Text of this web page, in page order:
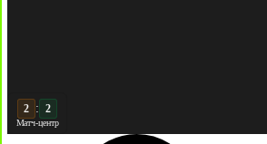
3 : 3
Матч-центр